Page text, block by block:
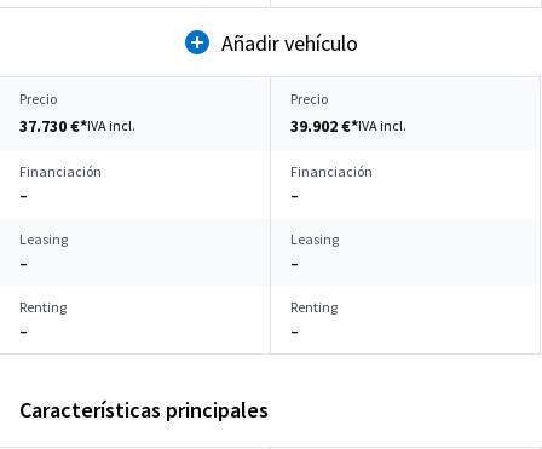
Añadir vehículo
Precio
37.730 €*IVA incl.
Precio
39.902 €*IVA incl.
Financiación
–
Financiación
–
Leasing
–
Leasing
–
Renting
–
Renting
–
Características principales